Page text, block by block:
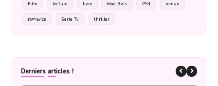
Film lecture livre Mon Avis PS4 roman
romance Serie Tv thriller
Derniers articles !